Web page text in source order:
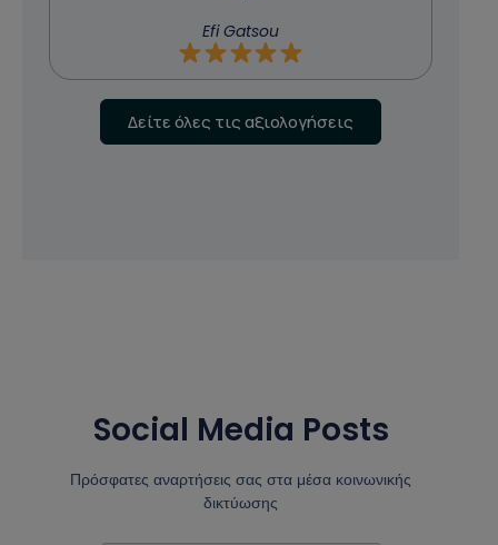
Efi Gatsou
Δείτε όλες τις αξιολογήσεις
Social Media Posts
Πρόσφατες αναρτήσεις σας στα μέσα κοινωνικής
δικτύωσης